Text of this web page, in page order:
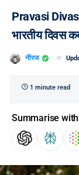
Pravasi
भारतीय दिवस
नीरज
1 minute read
Summarise